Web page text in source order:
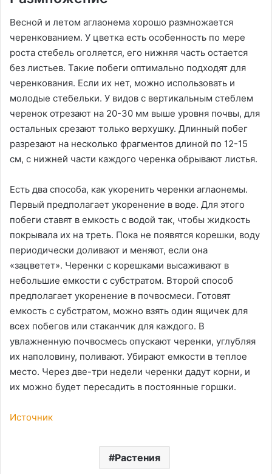
Весной и летом аглаонема хорошо размножается
черенкованием. У цветка есть особенность по мере
роста стебель оголяется, его нижняя часть остается
без листьев. Такие побеги оптимально подходят для
черенкования. Если их нет, можно использовать и
молодые стебельки. У видов с вертикальным стеблем
черенок отрезают на 20-30 мм выше уровня почвы, для
остальных срезают только верхушку. Длинный побег
разрезают на несколько фрагментов длиной по 12-15
см, с нижней части каждого черенка обрывают листья.
Есть два способа, как укоренить черенки аглаонемы.
Первый предполагает укоренение в воде. Для этого
побеги ставят в емкость с водой так, чтобы жидкость
покрывала их на треть. Пока не появятся корешки, воду
периодически доливают и меняют, если она
«зацветет». Черенки с корешками высаживают в
небольшие емкости с субстратом. Второй способ
предполагает укоренение в почвосмеси. Готовят
емкость с субстратом, можно взять один ящичек для
всех побегов или стаканчик для каждого. В
увлажненную почвосмесь опускают черенки, углубляя
их наполовину, поливают. Убирают емкости в теплое
место. Через две-три недели черенки дадут корни, и
их можно будет пересадить в постоянные горшки.
Источник
Растения